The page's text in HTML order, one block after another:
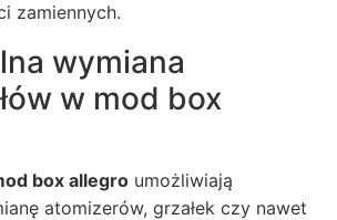
zamiennych.
wymiana
w mod box
box allegro umożliwiają
atomizerów, grzałek czy nawet